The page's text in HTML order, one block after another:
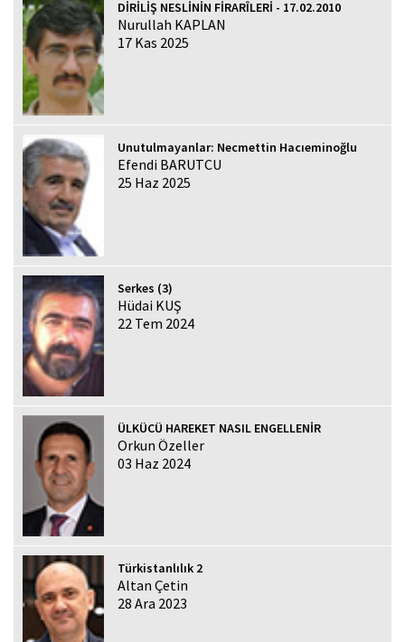
DİRİLİŞ NESLİNİN FİRARÎLERİ - 17.02.2010
Nurullah KAPLAN
17 Kas 2025
Unutulmayanlar: Necmettin Hacıeminoğlu
Efendi BARUTCU
25 Haz 2025
Serkes (3)
Hüdai KUŞ
22 Tem 2024
ÜLKÜCÜ HAREKET NASIL ENGELLENİR
Orkun Özeller
03 Haz 2024
Türkistanlılık 2
Altan Çetin
28 Ara 2023